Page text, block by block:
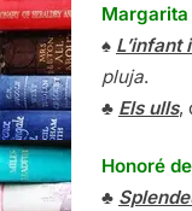
♠ L’infant
pluja.
♣ Els ulls,
Honoré
♣